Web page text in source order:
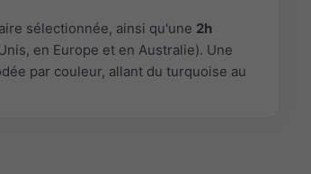
sélectionnée, ainsi qu'une 2h
en Europe et en Australie). Une
par couleur, allant du turquoise au